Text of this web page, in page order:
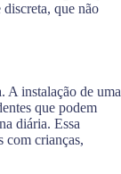
discreta, que não
A instalação de uma
que podem
diária. Essa
com crianças,